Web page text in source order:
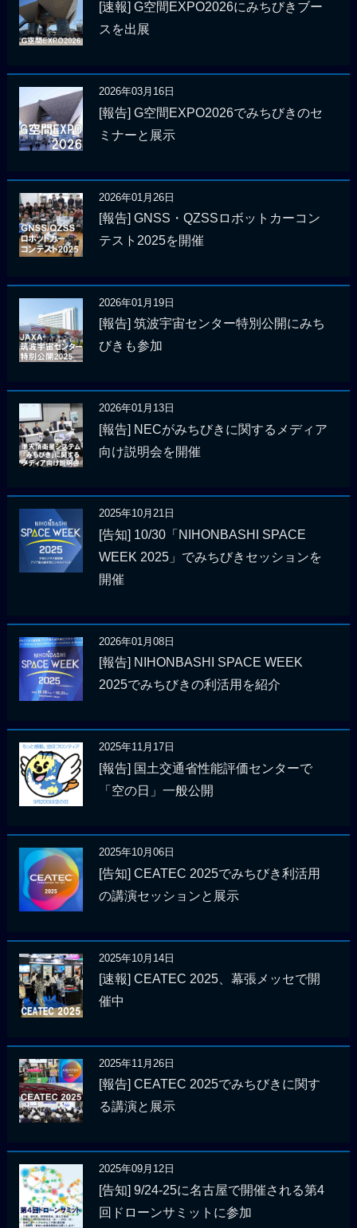
[速報] G空間EXPO2026にみちびきブー
スを出展
2026年03月16日
[報告] G空間EXPO2026でみちびきのセ
ミナーと展示
2026年01月26日
[報告] GNSS・QZSSロボットカーコン
テスト2025を開催
2026年01月19日
[報告] 筑波宇宙センター特別公開にみち
びきも参加
2026年01月13日
[報告] NECがみちびきに関するメディア
向け説明会を開催
2025年10月21日
[告知] 10/30「NIHONBASHI SPACE
WEEK 2025」でみちびきセッションを
開催
2026年01月08日
[報告] NIHONBASHI SPACE WEEK
2025でみちびきの利活用を紹介
2025年11月17日
[報告] 国土交通省性能評価センターで
「空の日」一般公開
2025年10月06日
[告知] CEATEC 2025でみちびき利活用
の講演セッションと展示
2025年10月14日
[速報] CEATEC 2025、幕張メッセで開
催中
2025年11月26日
[報告] CEATEC 2025でみちびきに関す
る講演と展示
2025年09月12日
[告知] 9/24-25に名古屋で開催される第4
回ドローンサミットに参加